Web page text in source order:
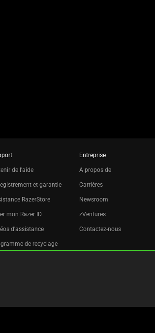
de l'aide
et garantie
RazerStore
mon Razer ID
d'assistance
de recyclage
Entreprise
A propos de
Carrières
Newsroom
zVentures
Contactez-nous